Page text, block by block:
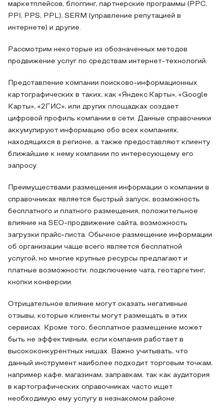
маркетплейсов, блоггинг, партнерские программы (PPC,
PPI, PPS, PPL), SERM (управление репутацией в
интернете) и другие.
Рассмотрим некоторые из обозначенных методов
продвижение услуг по средствам интернет-технологий.
Представление компании поисково-информационных
картографических в таких, как «Яндекс.Карты», «Google
Карты», «2ГИС», или других площадках создает
цифровой профиль компании в сети. Данные справочники
аккумулируют информацию обо всех компаниях,
находящихся в регионе, а также предоставляют клиенту
ближайшие к нему компании по интересующему его
запросу.
Преимуществами размещения информации о компании в
справочниках является быстрый запуск, возможность
бесплатного и платного размещения, положительное
влияние на SEO-продвижение сайта, возможность
загрузки прайс-листа. Обычное размещение информации
об организации чаще всего является бесплатной
услугой, но многие крупные ресурсы предлагают и
платные возможности: подключение чата, геотаргетинг,
кнопки конверсии.
Отрицательное влияние могут оказать негативные
отзывы, которые клиенты могут размещать в этих
сервисах. Кроме того, бесплатное размещение может
быть не эффективным, если компания работает в
высококонкурентных нишах. Важно учитывать, что
данный инструмент наиболее подходит торговым точкам,
например кафе, магазинам, заправкам, так как аудитория
в картографических справочниках часто ищет
необходимую ему услугу в незнакомом районе.